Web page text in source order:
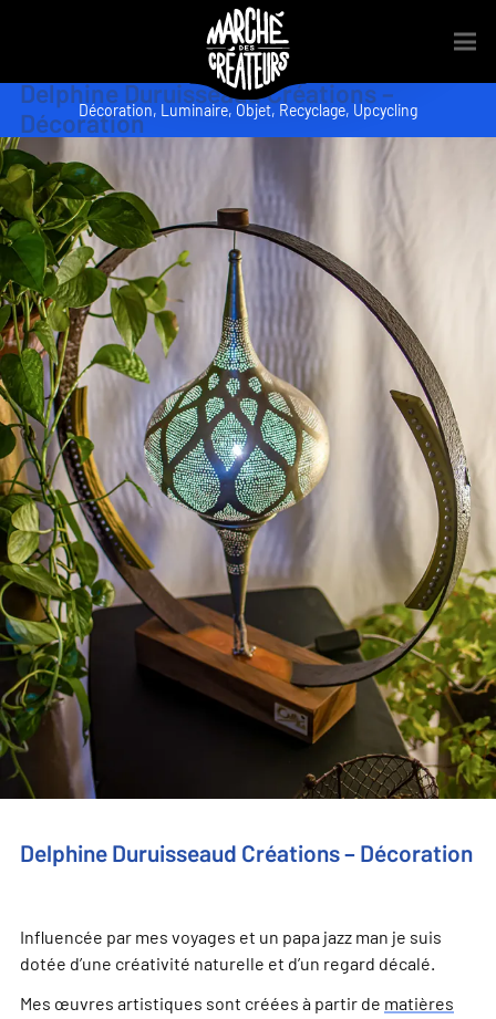
Delphine Duruisseaud Créations –
Décoration
Décoration, Luminaire, Objet, Recyclage, Upcycling
Delphine Duruisseaud Créations – Décoration
Influencée par mes voyages et un papa jazz man je suis
dotée d’une créativité naturelle et d’un regard décalé.
Mes œuvres artistiques sont créées à partir de matières